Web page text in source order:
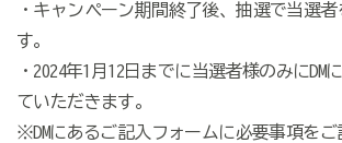
・キャンペーン期間終了後、抽選で当選
す。
・2024年1月12日までに当選者様のみにDM
ていただきます。
※DMにあるご記入フォームに必要事項をご